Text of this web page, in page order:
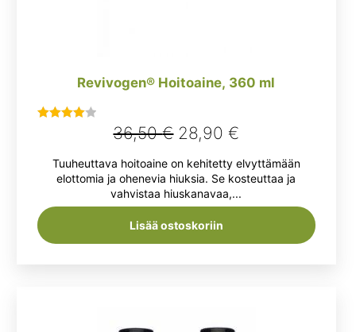
Revivogen® Hoitoaine, 360 ml
4.00/ 5
36,50€ Alkuperäinen
hinta
oli:
36,50 €.
28,90€
hinta
on:
28,90 €.
Tuuheuttava hoitoaine on kehitetty elvyttämään
elottomia ja ohenevia hiuksia. Se kosteuttaa ja
vahvistaa hiuskanavaa,...
Lisää ostoskoriin